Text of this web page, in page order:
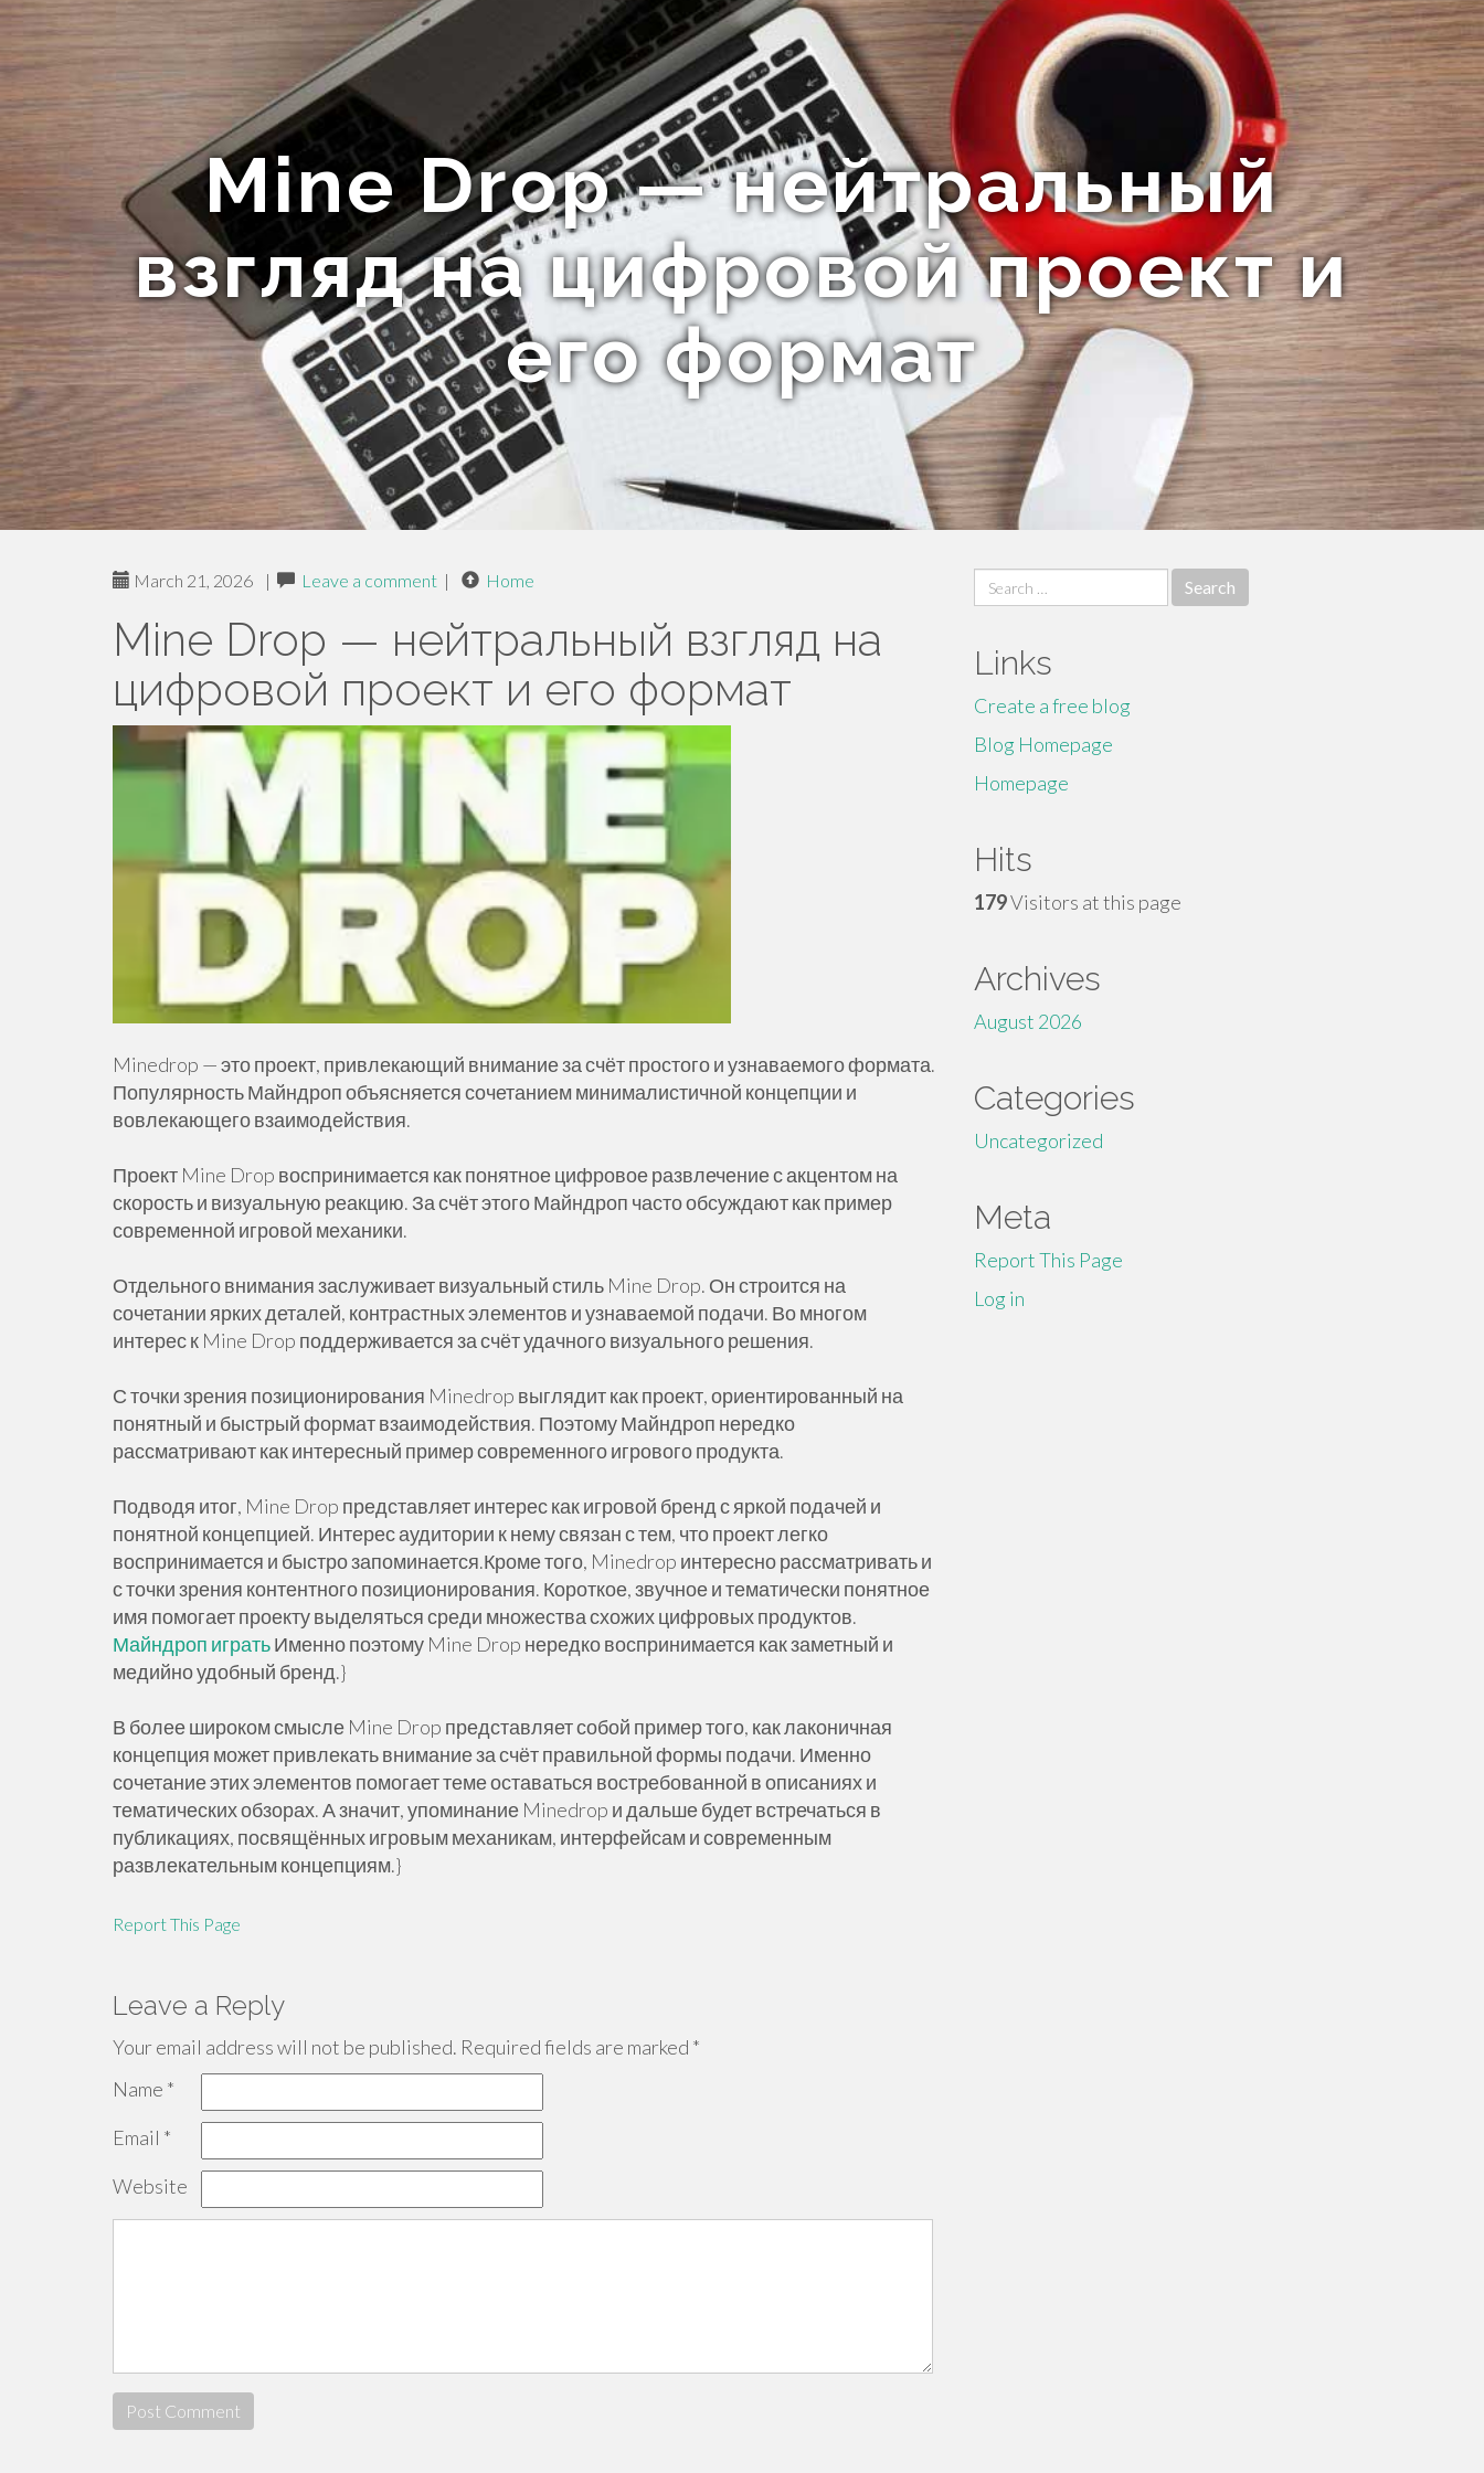
Mine Drop — нейтральный
взгляд на цифровой проект и
его формат
March 21, 2026 | Leave a comment | Home
Mine Drop — нейтральный взгляд на
цифровой проект и его формат
Minedrop — это проект, привлекающий внимание за счёт простого и узнаваемого формата.
Популярность Майндроп объясняется сочетанием минималистичной концепции и
вовлекающего взаимодействия.
Проект Mine Drop воспринимается как понятное цифровое развлечение с акцентом на
скорость и визуальную реакцию. За счёт этого Майндроп часто обсуждают как пример
современной игровой механики.
Отдельного внимания заслуживает визуальный стиль Mine Drop. Он строится на
сочетании ярких деталей, контрастных элементов и узнаваемой подачи. Во многом
интерес к Mine Drop поддерживается за счёт удачного визуального решения.
С точки зрения позиционирования Minedrop выглядит как проект, ориентированный на
понятный и быстрый формат взаимодействия. Поэтому Майндроп нередко
рассматривают как интересный пример современного игрового продукта.
Подводя итог, Mine Drop представляет интерес как игровой бренд с яркой подачей и
понятной концепцией. Интерес аудитории к нему связан с тем, что проект легко
воспринимается и быстро запоминается.Кроме того, Minedrop интересно рассматривать и
с точки зрения контентного позиционирования. Короткое, звучное и тематически понятное
имя помогает проекту выделяться среди множества схожих цифровых продуктов.
Майндроп игратьИменно поэтому Mine Drop нередко воспринимается как заметный и
медийно удобный бренд.}
В более широком смысле Mine Drop представляет собой пример того, как лаконичная
концепция может привлекать внимание за счёт правильной формы подачи. Именно
сочетание этих элементов помогает теме оставаться востребованной в описаниях и
тематических обзорах. А значит, упоминание Minedrop и дальше будет встречаться в
публикациях, посвящённых игровым механикам, интерфейсам и современным
развлекательным концепциям.}
Report This Page
Leave a Reply
Your email address will not be published. Required fields are marked *
Name *
Email *
Website
Search
for:
Links
Create a free blog
Blog Homepage
Homepage
Hits
179Visitors at this page
Archives
August 2026
Categories
Uncategorized
Meta
Report This Page
Log in